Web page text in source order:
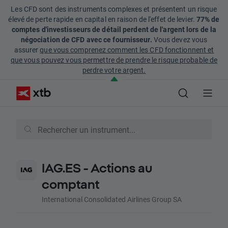
Les CFD sont des instruments complexes et présentent un risque
élevé de perte rapide en capital en raison de l'effet de levier. 77% de
comptes d'investisseurs de détail perdent de l'argent lors de la
négociation de CFD avec ce fournisseur. Vous devez vous
assurerque vous comprenez comment les CFD fonctionnent et
que vous pouvez vous permettre de prendre le risque probable de
perdre votre argent.
IAG.ES - Actions au
comptant
International Consolidated Airlines Group SA